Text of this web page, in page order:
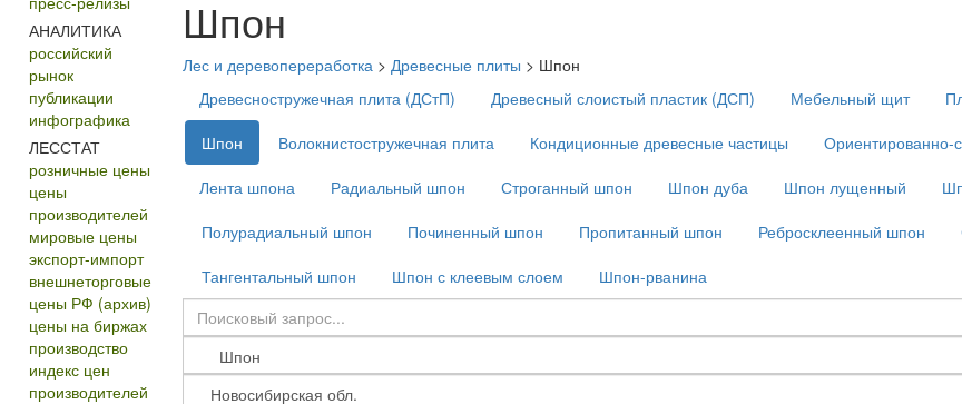
АНАЛИТИКА
российский
рынок
публикации
инфографика
ЛЕССТАТ
розничные цены
цены
производителей
мировые цены
экспорт-импорт
внешнеторговые
цены РФ (архив)
цены на биржах
производство
индекс цен
производителей
Шпон
Лес и деревопереработка> Древесные плиты > Шпон
Древесностружечная плита (ДСтП)
Древесный слоистый пластик (ДСП) Мебельный щит
Шпон
Волокнистостружечная плита Кондиционные древесные частицы
Ориентированно-
Лента шпона
Радиальный шпон Строганный шпон Шпон дуба Шпон лущенный
Полурадиальный шпон
Починенный шпон Пропитанный шпон Ребросклеенный шпон
Тангентальный шпон
Шпон с клеевым слоем Шпон-рванина